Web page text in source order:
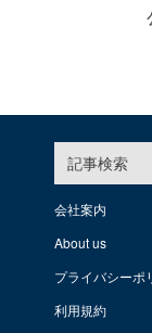
記事検索
会社案内
About us
プライバシーポ
利用規約